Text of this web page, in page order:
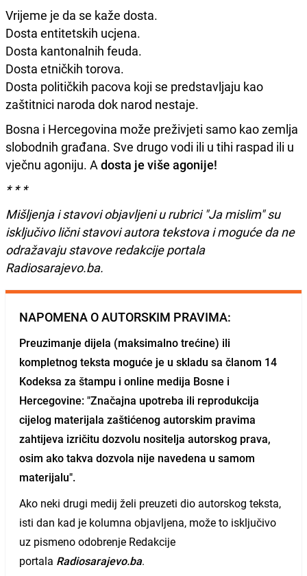
Vrijeme je da se kaže dosta.
Dosta entitetskih ucjena.
Dosta kantonalnih feuda.
Dosta etničkih torova.
Dosta političkih pacova koji se predstavljaju kao
zaštitnici naroda dok narod nestaje.
Bosna i Hercegovina može preživjeti samo kao zemlja
slobodnih građana. Sve drugo vodi ili u tihi raspad ili u
vječnu agoniju. Adosta je više agonije!
* * *
Mišljenja i stavovi objavljeni u rubrici "Ja mislim" su
isključivo lični stavovi autora tekstova i moguće da ne
odražavaju stavove redakcije portala
Radiosarajevo.ba.
NAPOMENA O AUTORSKIM PRAVIMA:
Preuzimanje dijela (maksimalno trećine) ili
kompletnog teksta moguće je u skladu sa članom 14
Kodeksa za štampu i online medija Bosne i
Hercegovine: "Značajna upotreba ili reprodukcija
cijelog materijala zaštićenog autorskim pravima
zahtijeva izričitu dozvolu nositelja autorskog prava,
osim ako takva dozvola nije navedena u samom
materijalu".
Ako neki drugi medij želi preuzeti dio autorskog teksta,
isti dan kad je kolumna objavljena, može to isključivo
uz pismeno odobrenje Redakcije
portala Radiosarajevo.ba.